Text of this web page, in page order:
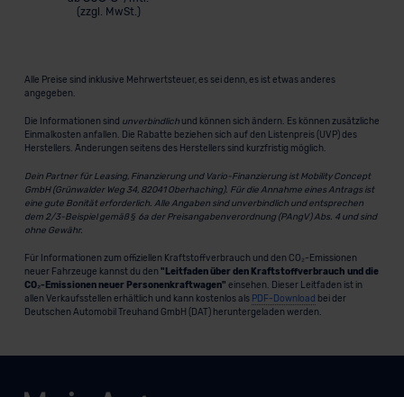
(zzgl. MwSt.)
Alle Preise sind inklusive Mehrwertsteuer, es sei denn, es ist etwas anderes
angegeben.
Die Informationen sind unverbindlichund können sich ändern. Es können zusätzliche
Einmalkosten anfallen. Die Rabatte beziehen sich auf den Listenpreis (UVP) des
Herstellers. Änderungen seitens des Herstellers sind kurzfristig möglich.
Dein Partner für Leasing, Finanzierung und Vario-Finanzierung ist Mobility Concept
GmbH (Grünwalder Weg 34, 82041 Oberhaching). Für die Annahme eines Antrags ist
eine gute Bonität erforderlich. Alle Angaben sind unverbindlich und entsprechen
dem 2/3-Beispiel gemäß § 6a der Preisangabenverordnung (PAngV) Abs. 4 und sind
ohne Gewähr.
Für Informationen zum offiziellen Kraftstoffverbrauch und den CO₂-Emissionen
neuer Fahrzeuge kannst du den "Leitfaden über den Kraftstoffverbrauch und die
CO₂-Emissionen neuer Personenkraftwagen" einsehen. Dieser Leitfaden ist in
allen Verkaufsstellen erhältlich und kann kostenlos als PDF-Download bei der
Deutschen Automobil Treuhand GmbH (DAT) heruntergeladen werden.